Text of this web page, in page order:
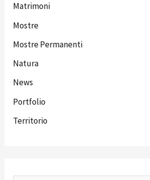
Matrimoni
Mostre
Mostre Permanenti
Natura
News
Portfolio
Territorio